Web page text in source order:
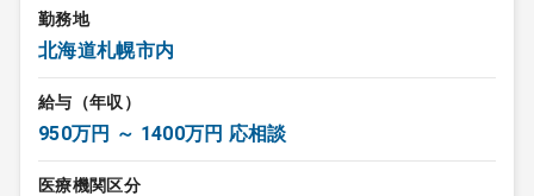
勤務地
北海道札幌市内
給与（年収）
950万円 ～ 1400万円 応相談
医療機関区分